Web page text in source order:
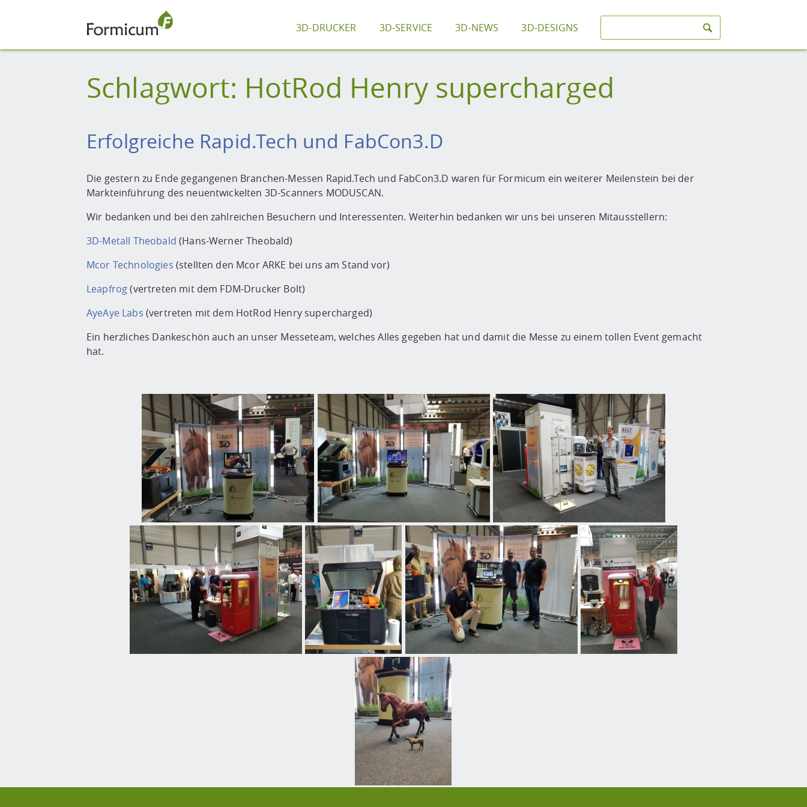
3D-DRUCKER 3D-SERVICE 3D-NEWS 3D-DESIGNS
Schlagwort: HotRod Henry supercharged
Erfolgreiche Rapid.Tech und FabCon3.D
Die gestern zu Ende gegangenen Branchen-Messen Rapid.Tech und FabCon3.D waren für Formicum ein weiterer Meilenstein bei der
Markteinführung des neuentwickelten 3D-Scanners MODUSCAN.
Wir bedanken und bei den zahlreichen Besuchern und Interessenten. Weiterhin bedanken wir uns bei unseren Mitausstellern:
3D-Metall Theobald(Hans-Werner Theobald)
Mcor Technologies (stellten den Mcor ARKE bei uns am Stand vor)
Leapfrog(vertreten mit dem FDM-Drucker Bolt)
AyeAye Labs (vertreten mit dem HotRod Henry supercharged)
Ein herzliches Dankeschön auch an unser Messeteam, welches Alles gegeben hat und damit die Messe zu einem tollen Event gemacht
hat.